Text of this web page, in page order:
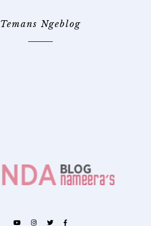
Temans Ngeblog